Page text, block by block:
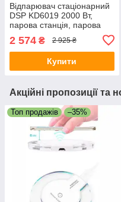
Відпарювач стаціонарний
DSP KD6019 2000 Вт,
парова станція, парова
2 574 ₴ 2 925 ₴
Купити
Акційні пропозиції та
Топ продажів –35%